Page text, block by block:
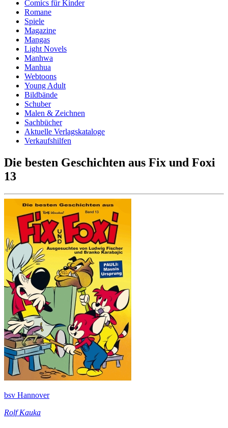
Comics für Kinder
Romane
Spiele
Magazine
Mangas
Light Novels
Manhwa
Manhua
Webtoons
Young Adult
Bildbände
Schuber
Malen & Zeichnen
Sachbücher
Aktuelle Verlagskataloge
Verkaufshilfen
Die besten Geschichten aus Fix und Foxi
13
bsv Hannover
Rolf Kauka